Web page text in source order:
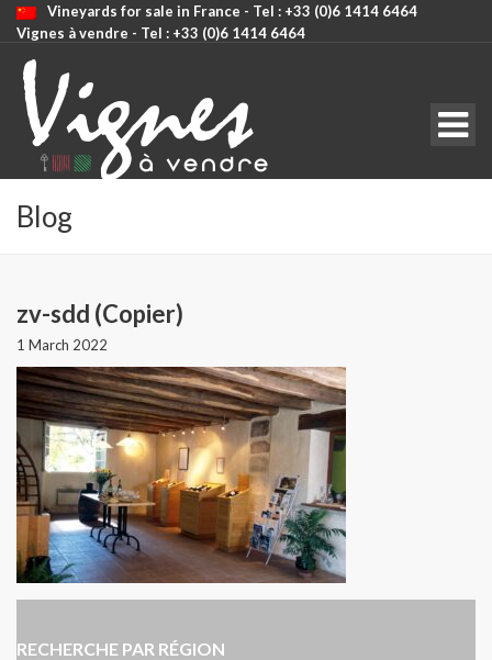
Vineyards for sale in France - Tel : +33 (0)6 1414 6464
Vignes à vendre - Tel : +33 (0)6 1414 6464
CODE: SELECT ALL
Blog
zv-sdd (Copier)
1 March 2022
RECHERCHE PAR RÉGION